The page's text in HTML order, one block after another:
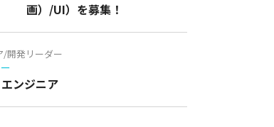
画）/UI）を募集！
/開発リーダー
ンジニア